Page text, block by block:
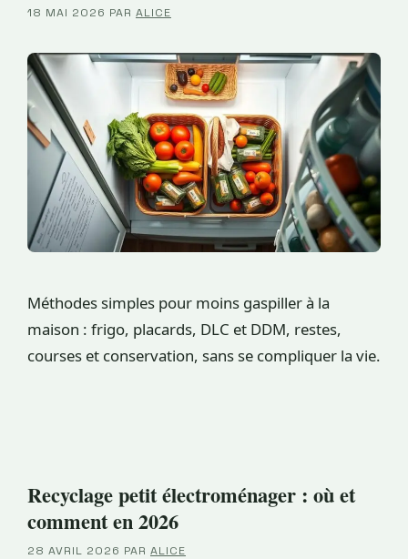
18 MAI 2026 PAR ALICE
Méthodes simples pour moins gaspiller à la
maison : frigo, placards, DLC et DDM, restes,
courses et conservation, sans se compliquer la vie.
Recyclage petit électroménager : où et
comment en 2026
28 AVRIL 2026 PAR ALICE